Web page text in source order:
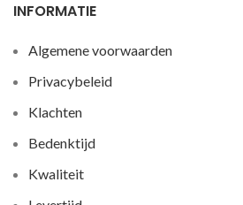
INFORMATIE
Algemene voorwaarden
Privacybeleid
Klachten
Bedenktijd
Kwaliteit